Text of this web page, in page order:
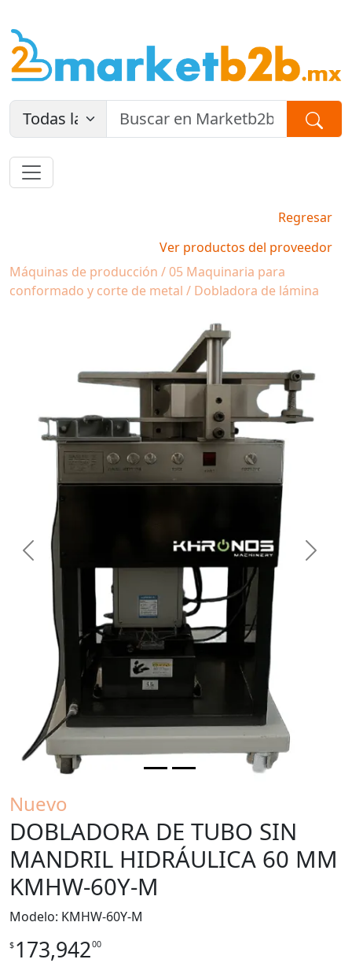
Regresar
Ver productos del proveedor
Máquinas de producción / 05 Maquinaria para
conformado y corte de metal / Dobladora de lámina
Previous Next
Nuevo
DOBLADORA DE TUBO SIN
MANDRIL HIDRÁULICA 60 MM
KMHW-60Y-M
Modelo: KMHW-60Y-M
$ 173,94200